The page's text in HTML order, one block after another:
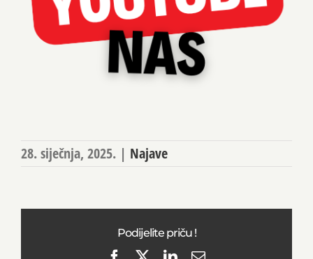
28. siječnja, 2025. | Najave
Podijelite priču !
FacebookLinkedIn
Email